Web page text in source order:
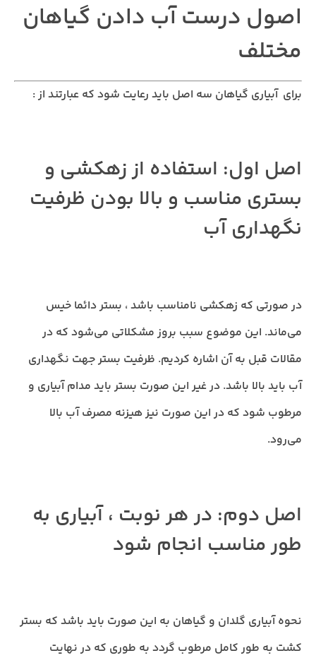
اصول درست آب دادن گیاهان
مختلف
برای آبیاری گیاهان سه اصل باید رعایت شود که عبارتند از :
اصل اول: استفاده از زهکشی و
بستری مناسب و بالا بودن ظرفیت
نگهداری آب
در صورتی که زهکشی نامناسب باشد ، بستر دائما خیس
می‌ماند. این موضوع سبب بروز مشکلاتی می‌شود که در
مقالات قبل به آن اشاره کردیم. ظرفیت بستر جهت نگهداری
آب باید بالا باشد. در غیر این صورت بستر باید مدام آبیاری و
مرطوب شود که در این صورت نیز هیزنه مصرف آب بالا
می‌رود.
اصل دوم: در هر نوبت ، آبیاری به
طور مناسب انجام شود
نحوه آبیاری گلدان و گیاهان به این صورت باید باشد که بستر
کشت به طور کامل مرطوب گردد به طوری که در نهایت